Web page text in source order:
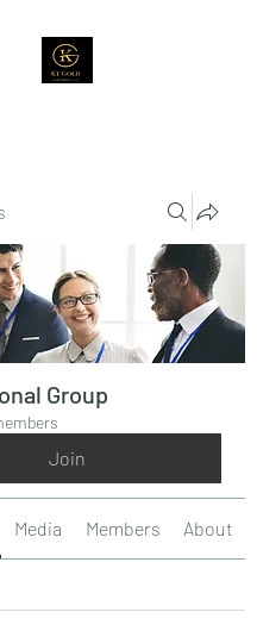
Group
Join
Media Members About